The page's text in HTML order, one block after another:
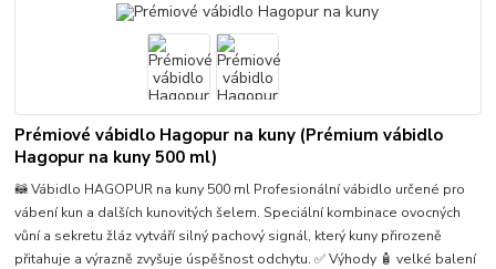
Prémiové vábidlo Hagopur na kuny (Prémium vábidlo
Hagopur na kuny 500 ml)
🦝 Vábidlo HAGOPUR na kuny 500 ml Profesionální vábidlo určené pro
vábení kun a dalších kunovitých šelem. Speciální kombinace ovocných
vůní a sekretu žláz vytváří silný pachový signál, který kuny přirozeně
přitahuje a výrazně zvyšuje úspěšnost odchytu. ✅ Výhody 🧴 velké balení